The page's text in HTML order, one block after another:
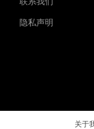
隐私声明
关于